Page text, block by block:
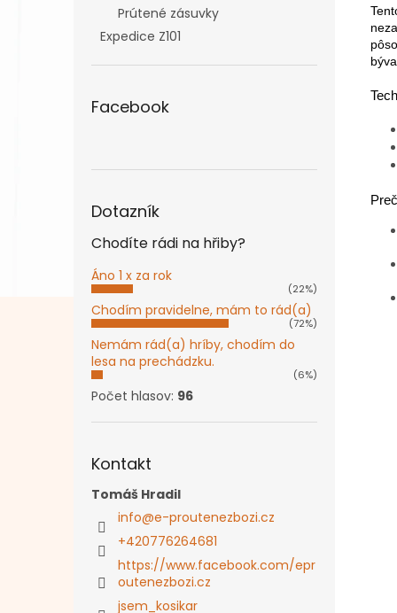
Prútené zásuvky
Expedice Z101
Facebook
Dotazník
Chodíte rádi na hřiby?
Áno 1 x za rok
(22%)
Chodím pravidelne, mám to rád(a)
(72%)
Nemám rád(a) hríby, chodím do
lesa na prechádzku.
(6%)
Počet hlasov: 96
Kontakt
Tomáš Hradil
info@e-proutenezbozi.cz
+420776264681
https://www.facebook.com/epr
outenezbozi.cz
jsem_kosikar